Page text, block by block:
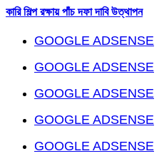
কারি শিল্প রক্ষায় পাঁচ দফা দাবি উত্থাপন
GOOGLE ADSENSE
GOOGLE ADSENSE
GOOGLE ADSENSE
GOOGLE ADSENSE
GOOGLE ADSENSE